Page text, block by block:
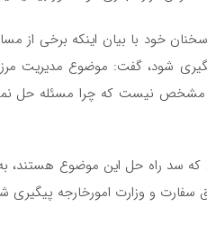
خود با بیان اینکه برخی از
شود، گفت: موضوع مدیریت
مشخص نیست که چرا مسئله حل
سد راه حل این موضوع هستند، به
سفارت و وزارت امورخارجه پیگیری